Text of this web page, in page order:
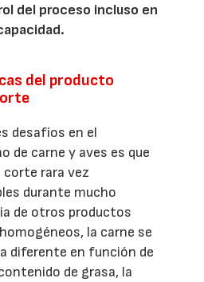
del proceso incluso en
del producto
desafíos en el
de carne y aves es que
corte rara vez
durante mucho
de otros productos
la carne se
diferente en función de
de grasa, la